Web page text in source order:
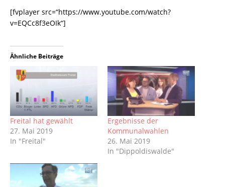
[fvplayer src=“https://www.youtube.com/watch?
v=EQCc8f3eOIk“]
Ähnliche Beiträge
Freital hat gewählt
27. Mai 2019
In "Freital"
Ergebnisse der
Kommunalwahlen
26. Mai 2019
In "Dippoldiswalde"